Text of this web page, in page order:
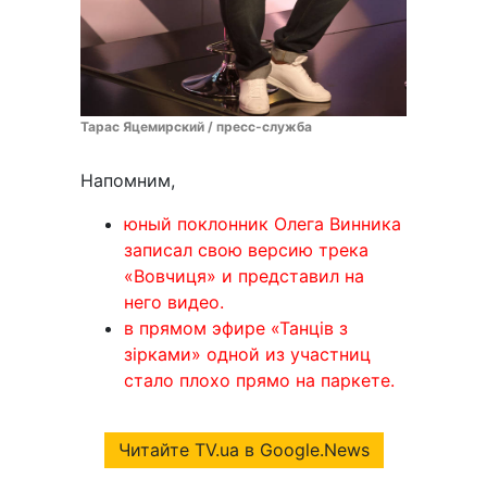
Тарас Яцемирский / пресс-служба
Напомним,
юный поклонник Олега Винника
записал свою версию трека
«Вовчиця» и представил на
него видео.
в прямом эфире «Танців з
зірками» одной из участниц
стало плохо прямо на паркете.
Читайте TV.ua в Google.News